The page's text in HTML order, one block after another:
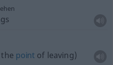
point of leaving)